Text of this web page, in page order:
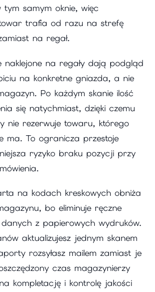
tym samym oknie, więc
trafia od razu na strefę
na regał.
naklejone na regały dają podgląd
na konkretne gniazda, a nie
Po każdym skanie ilość
się natychmiast, dzięki czemu
nie rezerwuje towaru, którego
ma. To ogranicza przestoje
ryzyko braku pozycji przy
na kodach kreskowych obniża
bo eliminuje ręczne
danych z papierowych wydruków.
aktualizujesz jednym skanem
rozsyłasz mailem zamiast je
czas magazynierzy
kompletację i kontrolę jakości